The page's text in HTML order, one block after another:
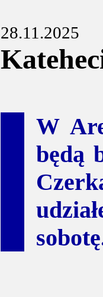
28.11.2025
W
będą